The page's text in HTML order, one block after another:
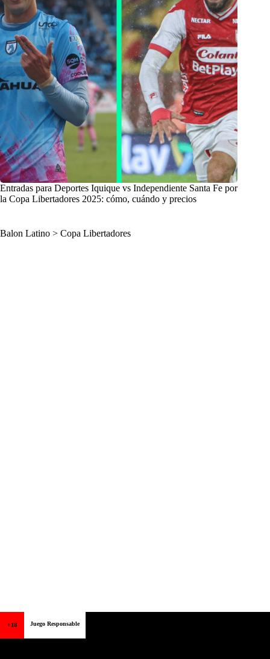
Entradas para Deportes Iquique vs Independiente Santa Fe por
la Copa Libertadores 2025: cómo, cuándo y precios
Balon Latino > Copa Libertadores
+18 Juego Responsable